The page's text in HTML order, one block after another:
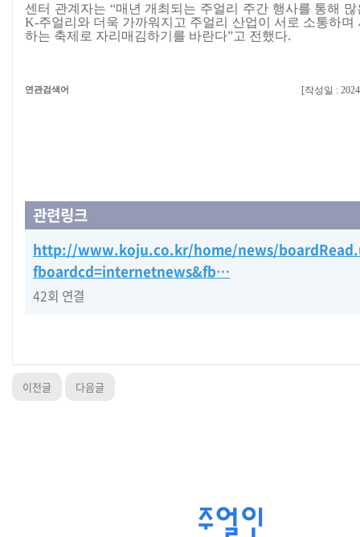
센터 관계자는 “매년 개최되는 주얼리 주간 행사를 통해
K-주얼리와 더욱 가까워지고 주얼리 산업이 서로 소통하며
하는 축제로 자리매김하기를 바란다”고 전했다.
연관검색어 [작성일 :
관련링크
http://www.koju.co.kr/home/news/
fboardcd=internetnews&fb…
42회 연결
이전글 다음글